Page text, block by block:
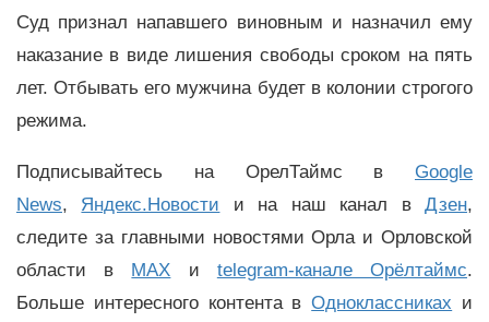
Суд признал напавшего виновным и назначил ему
наказание в виде лишения свободы сроком на пять
лет. Отбывать его мужчина будет в колонии строгого
режима.
Подписывайтесь на ОрелТаймс в Google
News, Яндекс.Новости и на наш канал вДзен,
следите за главными новостями Орла и Орловской
области в MAX и telegram-канале Орёлтаймс.
Больше интересного контента вОдноклассниках и